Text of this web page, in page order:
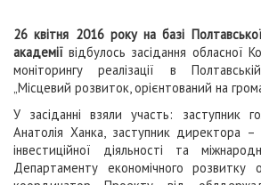
26 квітня 2016 року на базі
академії відбулось засідання обласної
моніторингу реалізації в
„Місцевий розвиток, орієнтований на
У засіданні взяли участь: заступник
Анатолія Ханка, заступник директора –
інвестиційної діяльності та
Департаменту економічного розвитку